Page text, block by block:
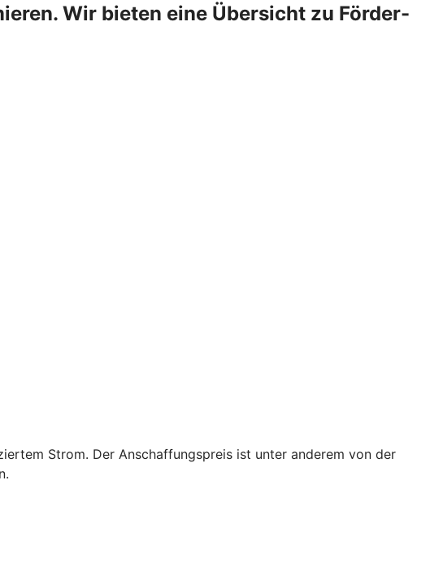
Wir bieten eine Übersicht zu Förder-
Strom. Der Anschaffungspreis ist unter anderem von der